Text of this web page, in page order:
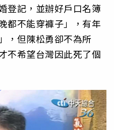
登記，並辦好戶口名簿
都不能穿褲子」，有年
，但陳松勇卻不為所
不希望台灣因此死了個